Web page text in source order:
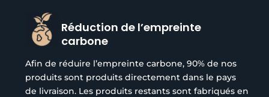
Réduction de l’empreinte
carbone
Afin de réduire l’empreinte carbone, 90% de nos
produits sont produits directement dans le pays
de livraison. Les produits restants sont fabriqués en